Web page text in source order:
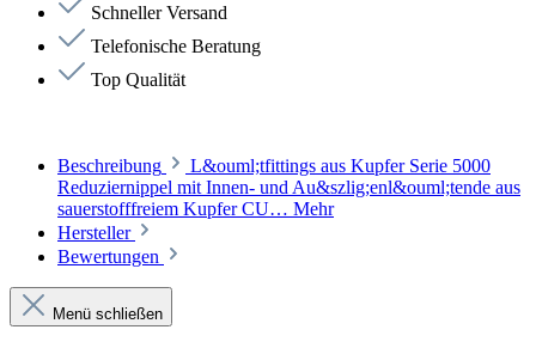
Schneller Versand
Telefonische Beratung
Top Qualität
Beschreibung
L&ouml;tfittings aus Kupfer Serie 5000
Reduziernippel mit Innen- und Au&szlig;enl&ouml;tende aus
sauerstofffreiem Kupfer CU… Mehr
Hersteller
Bewertungen
Menü schließen